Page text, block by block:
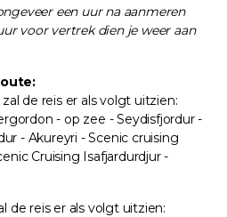
een uur na aanmeren
voor vertrek dien je weer aan
zal de reis er als volgt uitzien:
- op zee - Seydisfjordur -
- Akureyri - Scenic cruising
Cruising Isafjardurdjur -
de reis er als volgt uitzien: